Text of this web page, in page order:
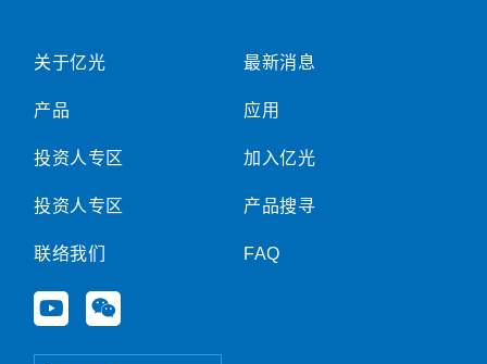
关于亿光
产品
投资人专区
投资人专区
联络我们
Y
o
W
e
最新消息
应用
加入亿光
产品搜寻
FAQ